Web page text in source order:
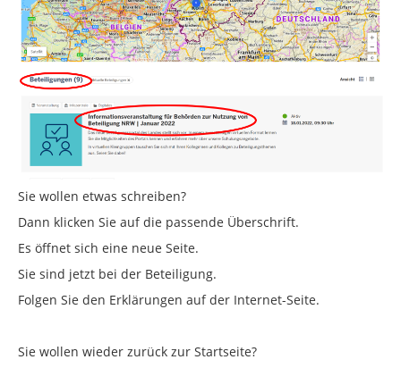
Sie wollen etwas schreiben?
Dann klicken Sie auf die passende Überschrift.
Es öffnet sich eine neue Seite.
Sie sind jetzt bei der Beteiligung.
Folgen Sie den Erklärungen auf der Internet-Seite.
Sie wollen wieder zurück zur Startseite?